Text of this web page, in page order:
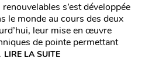
s’est développée
le monde au cours des deux
leur mise en œuvre
de pointe permettant
LIRE LA SUITE